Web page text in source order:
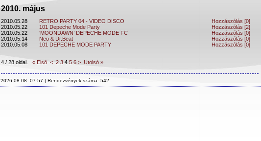
2010. május
2010.05.28 RETRO PARTY 04 - VIDEO DISCO
Hozzászólás [0]
2010.05.22
101 Depeche Mode Party
Hozzászólás [2]
2010.05.22
‘MOONDAWN’ DEPECHE MODE FC
Hozzászólás [0]
2010.05.14
Neo & Dr.Beat
Hozzászólás [0]
2010.05.08
101 DEPECHE MODE PARTY Hozzászólás [0]
4 / 28 oldal. « Első < 2 3 4 5 6 > Utolsó »
2026.08.08. 07:57 | Rendezvények száma: 542